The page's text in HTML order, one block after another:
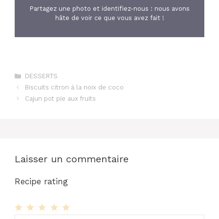
Partagez une photo et identifiez-nous : nous avons
hâte de voir ce que vous avez fait !
Catégories
DESSERTS
Biscuits citron à la noix de coco
Cajun pot pie aux fruits
Laisser un commentaire
Recipe rating